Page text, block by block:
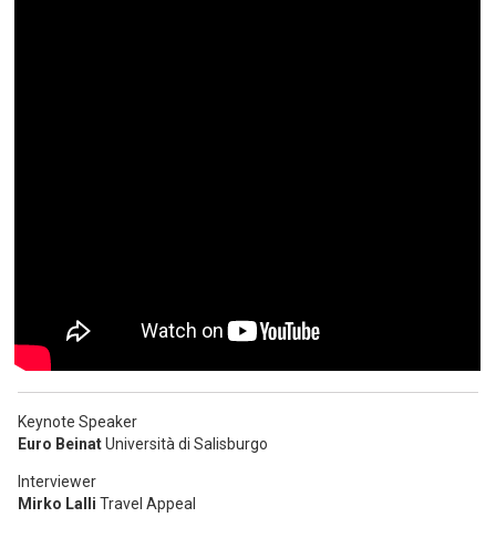
Keynote Speaker
Euro BeinatUniversità di Salisburgo
Interviewer
Mirko Lalli Travel Appeal